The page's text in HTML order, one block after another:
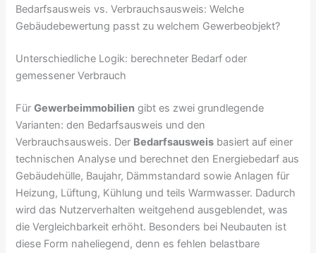
Bedarfsausweis vs. Verbrauchsausweis: Welche
Gebäudebewertung passt zu welchem Gewerbeobjekt?
Unterschiedliche Logik: berechneter Bedarf oder
gemessener Verbrauch
FürGewerbeimmobilien gibt es zwei grundlegende
Varianten: den Bedarfsausweis und den
Verbrauchsausweis. Der Bedarfsausweis basiert auf einer
technischen Analyse und berechnet den Energiebedarf aus
Gebäudehülle, Baujahr, Dämmstandard sowie Anlagen für
Heizung, Lüftung, Kühlung und teils Warmwasser. Dadurch
wird das Nutzerverhalten weitgehend ausgeblendet, was
die Vergleichbarkeit erhöht. Besonders bei Neubauten ist
diese Form naheliegend, denn es fehlen belastbare